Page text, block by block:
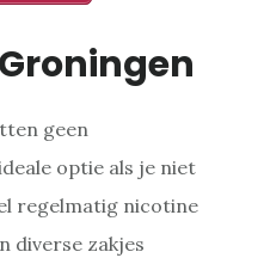
geen
optie als je niet
regelmatig nicotine
diverse zakjes